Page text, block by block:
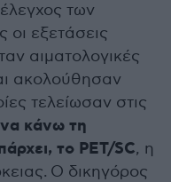
των
οι εξετάσεις
αιματολογικές
ακολούθησαν
τελείωσαν στις
κάνω τη
το PET/SC, η
Ο δικηγόρος